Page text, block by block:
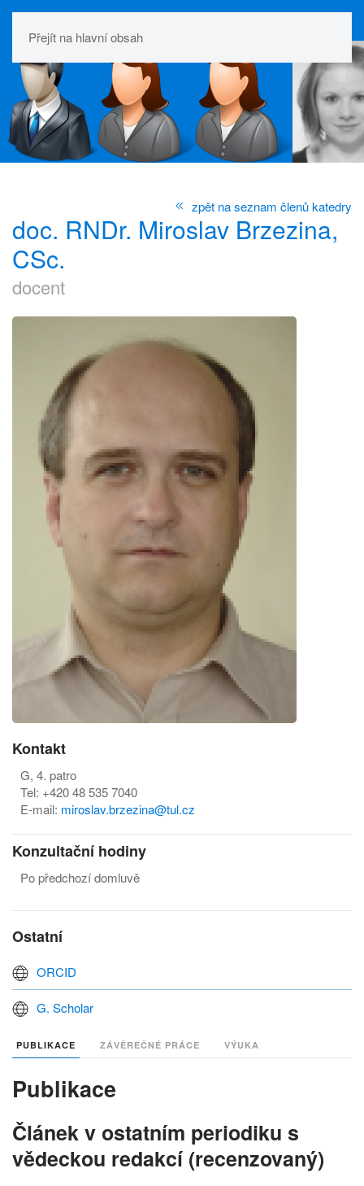
Přejít na hlavní obsah
zpět na seznam členů katedry
doc. RNDr. Miroslav Brzezina,
CSc.
docent
Kontakt
G, 4. patro
Tel: +420 48 535 7040
E-mail: miroslav.brzezina@tul.cz
Konzultační hodiny
Po předchozí domluvě
Ostatní
ORCID
G. Scholar
PUBLIKACE ZÁVĚREČNÉ PRÁCE VÝUKA
Publikace
Článek v ostatním periodiku s
vědeckou redakcí (recenzovaný)